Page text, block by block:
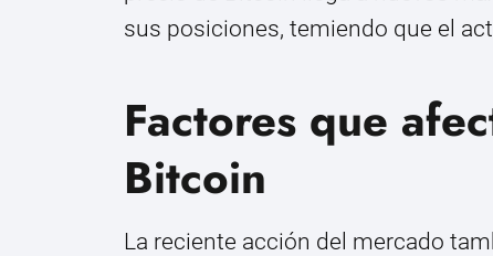
sus posiciones, temiendo que el
Factores que
Bitcoin
La reciente acción del mercado